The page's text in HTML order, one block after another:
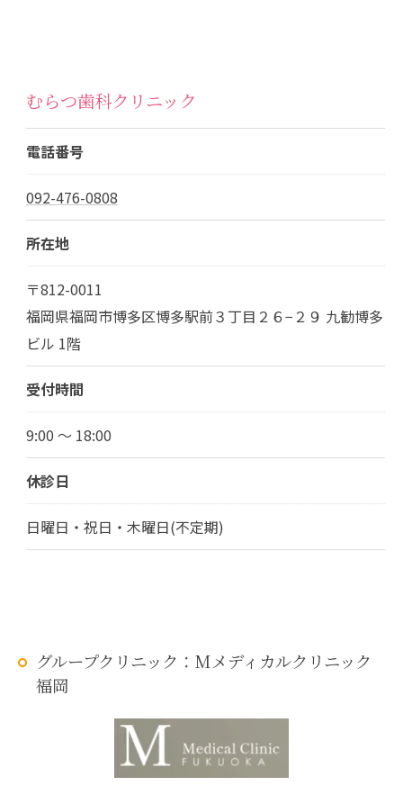
むらつ歯科クリニック
電話番号
092-476-0808
所在地
〒812-0011
福岡県福岡市博多区博多駅前３丁目２６−２９ 九勧博多
ビル 1階
受付時間
9:00 ～ 18:00
休診日
日曜日・祝日・木曜日(不定期)
グループクリニック：Mメディカルクリニック
福岡